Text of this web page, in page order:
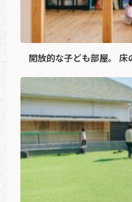
開放的な子ども部屋。 床